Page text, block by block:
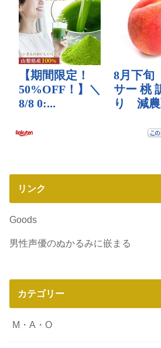
リンク
Goods
男性声優のぬかるみに嵌まる
カテゴリー
M・A・O